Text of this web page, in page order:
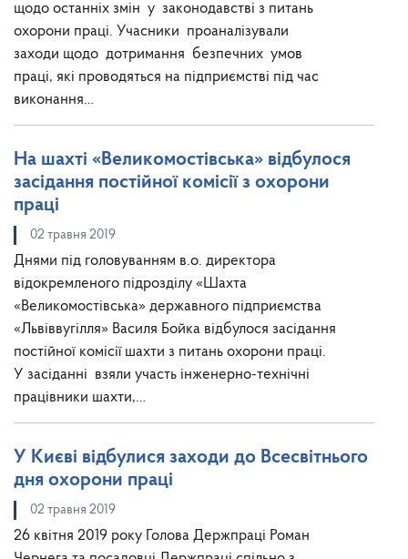
щодо останніх змін у законодавстві з питань
охорони праці. Учасники проаналізували
заходи щодо дотримання безпечних умов
праці, які проводяться на підприємстві під час
виконання…
На шахті «Великомостівська» відбулося
засідання постійної комісії з охорони
праці
02 травня 2019
Днями під головуванням в.о. директора
відокремленого підрозділу «Шахта
«Великомостівська» державного підприємства
«Львіввугілля» Василя Бойка відбулося засідання
постійної комісії шахти з питань охорони праці.
У засіданні взяли участь інженерно-технічні
працівники шахти,…
У Києві відбулися заходи до Всесвітнього
дня охорони праці
02 травня 2019
26 квітня 2019 року Голова Держпраці Роман